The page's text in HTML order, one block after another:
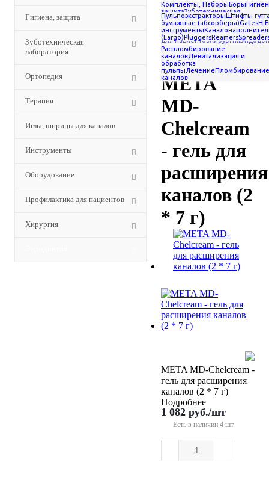
Гигиена, защита
Зуботехническая
лаборатория
Ортопедия
Терапия
Иглы, шприцы для каналов
Инструменты
Оборудование
Профилактика для пациентов
Хирургия
Комплекты, НаборыБоры
защитаЗуботехническая
лабораторияОртопедияТерапия
для
каналовИнструменты
для пациентовХирургия
ПульпоэкстракторыШтифты
бумажные (абсорберы)GatesH-
инструменты
(Largo)PluggersReamers
-
Материалы для обработки
корневых каналов
Распломбирование
каналовДевитализация и
обработка
пульпыЛечениеПломбирование
каналов
-
META MD-Chelcream -
гель для расширения каналов
(2 * 7 г)
META
MD-
Chelcream
- гель для
расширения
каналов (2
* 7 г)
META MD-Chelcream -
гель для расширения
каналов (2 * 7 г)
Подробнее
1 082 руб./шт
Есть в наличии 4 шт.